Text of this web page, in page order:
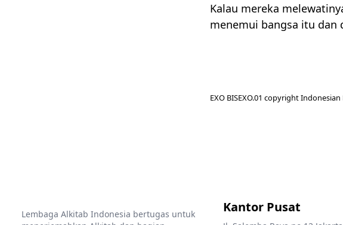
Kalau mereka
menemui bangsa itu dan
EXO BISEXO.01 copyright
Lembaga Alkitab Indonesia bertugas untuk
Kantor Pusat